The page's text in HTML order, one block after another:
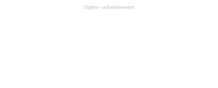
Oglasi - advertisement